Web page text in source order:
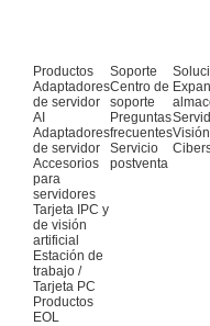
Productos
Adaptadores
de servidor
AI
Adaptadores
de servidor
Accesorios
para
servidores
Tarjeta IPC y
de visión
artificial
Estación de
trabajo /
Tarjeta PC
Productos
EOL
Soporte
Centro de
soporte
Preguntas
frecuentes
Servicio
postventa